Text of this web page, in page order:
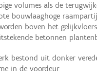
volumes als de
bouwlaaghoge
boven het
betonnen
bestond uit donker
in de voordeur.